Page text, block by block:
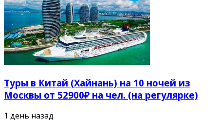
Туры в Китай (Хайнань) на 10 ночей из
Москвы от 52900₽ на чел. (на регулярке)
1 день назад